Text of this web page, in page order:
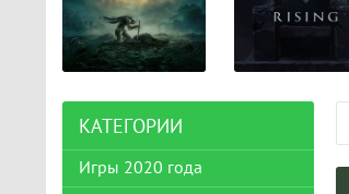
КАТЕГОРИИ
Игры 2020 года